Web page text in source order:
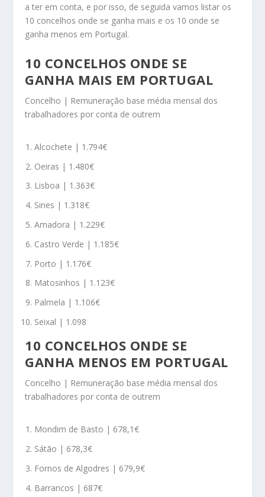
a ter em conta, e por isso, de seguida vamos listar os
10 concelhos onde se ganha mais e os 10 onde se
ganha menos em Portugal.
10 CONCELHOS ONDE SE
GANHA MAIS EM PORTUGAL
Concelho | Remuneração base média mensal dos
trabalhadores por conta de outrem
Alcochete | 1.794€
Oeiras | 1.480€
Lisboa | 1.363€
Sines | 1.318€
Amadora | 1.229€
Castro Verde | 1.185€
Porto | 1.176€
Matosinhos | 1.123€
Palmela | 1.106€
Seixal | 1.098
10 CONCELHOS ONDE SE
GANHA MENOS EM PORTUGAL
Concelho | Remuneração base média mensal dos
trabalhadores por conta de outrem
Mondim de Basto | 678,1€
Sátão | 678,3€
Fornos de Algodres | 679,9€
Barrancos | 687€